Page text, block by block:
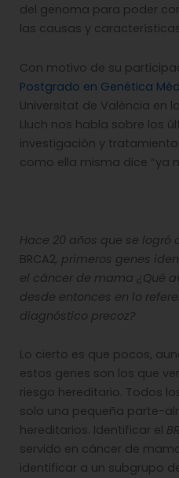
del genoma para poder
las causas y
Con motivo de su
Postgrado en Genética
Universitat de València en
Lluch nos habla sobre los
investigación y
como ella misma dice “ya
Hace 20 años que se logró
BRCA2, primeros genes
el cáncer de mama ¿Qué
desde entonces en lo
diagnóstico precoz?
Lo cierto es que pocos,
estos genes son los que
riesgo hereditario. Todos
solo una pequeña parte-
hereditarios. Identificar el
servido en cáncer de
identificar a un subgrupo